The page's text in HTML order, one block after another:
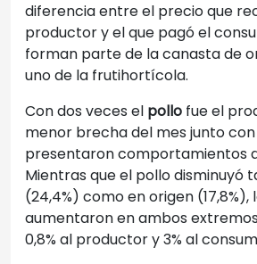
diferencia entre el precio que
productor y el que pagó el
forman parte de la canasta de
uno de la frutihortícola.
Con dos veces el pollo fue el
menor brecha del mes junto con
presentaron comportamientos
Mientras que el pollo disminuyó
(24,4%) como en origen (17,8%),
aumentaron en ambos
0,8% al productor y 3% al